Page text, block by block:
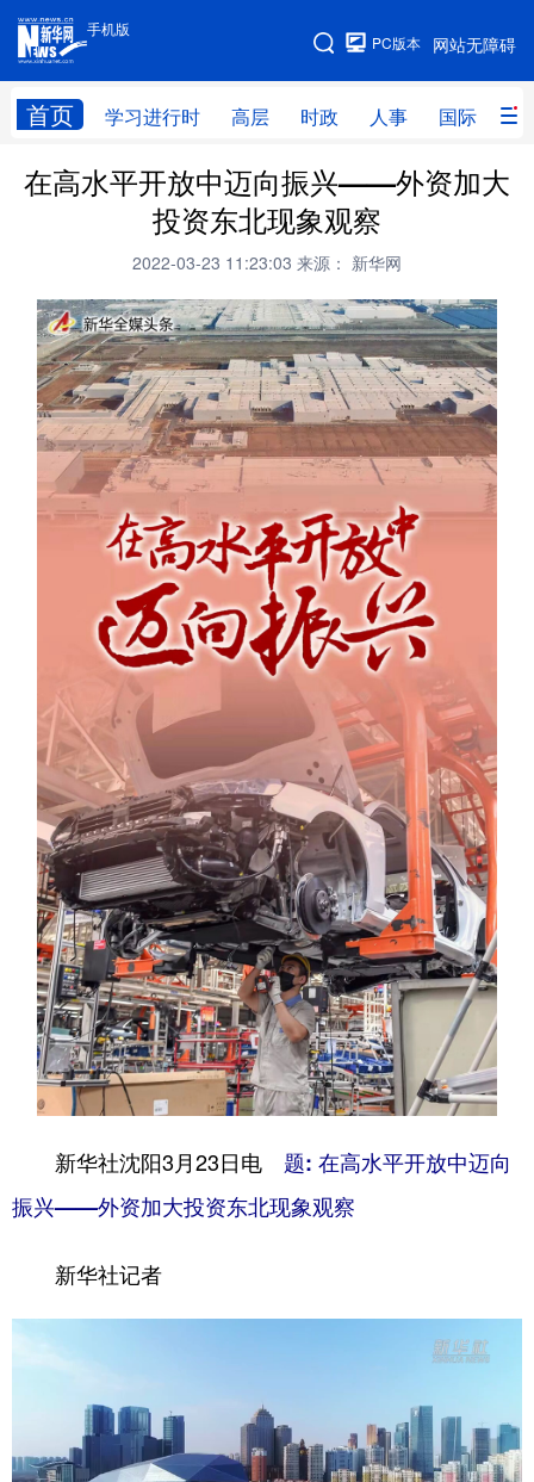
手机版
网站无障碍
PC版本
首页 学习进行时 高层 时政 人事 国际 财
手机版
网站地图
学习进行时 高层 时政 人事
财经 网评
全球连线
科技 科创 量子 体育
文化 书画 健康 军事
访谈 视频 图片 政务
法律 中央文件 金融 汽车
人居 信息化
乡村振兴 银龄 溯源中国
城市 旅游 能源
时尚
公益 一带一路 亚太网 上市公司
文化产业
地方频道
北京 天津 河北 山西
辽宁 吉林 上海 江苏
浙江 安徽 福建 江西
山东 河南 湖北 湖南
四川 贵州 云南 西藏
甘肃 青海
新疆
多语种频道
English Español عربى
Русский язык 日本語 한국어
在高水平开放中迈向振兴——外资加大
投资东北现象观察
2022-03-23 11:23:03 来源： 新华网
新华社沈阳3月23日电 题: 在高水平开放中迈向
振兴——外资加大投资东北现象观察
新华社记者